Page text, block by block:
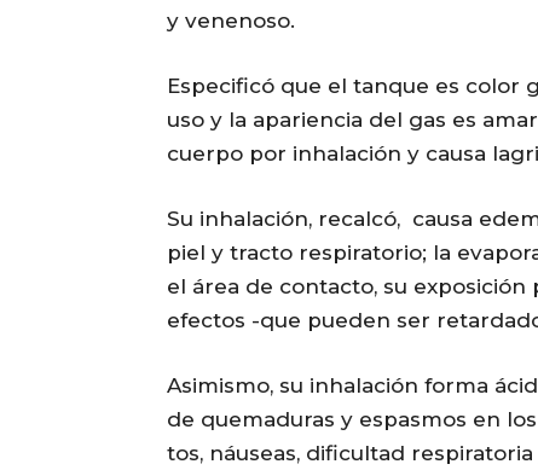
y venenoso.
Especificó que el tanque es color
uso y la apariencia del gas es
cuerpo por inhalación y causa
Su inhalación, recalcó, causa
piel y tracto respiratorio; la
el área de contacto, su
efectos -que pueden ser
Asimismo, su inhalación forma
de quemaduras y espasmos en
tos, náuseas, dificultad